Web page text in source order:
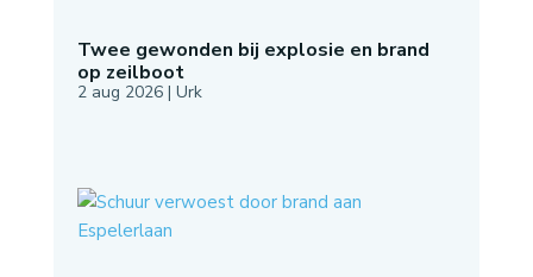
Twee gewonden bij explosie en brand
op zeilboot
2 aug 2026| Urk